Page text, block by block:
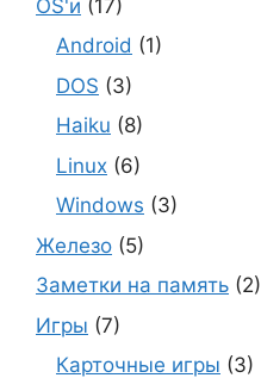
OS'и (17)
Android (1)
DOS (3)
Haiku (8)
Linux (6)
Windows (3)
Железо (5)
Заметки на память (2)
Игры (7)
Карточные игры (3)